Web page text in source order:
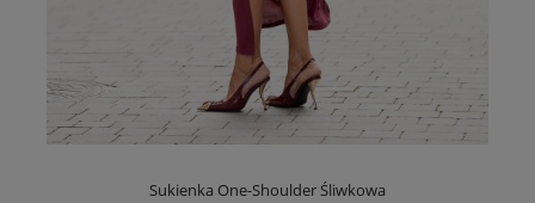
Sukienka One-Shoulder Śliwkowa